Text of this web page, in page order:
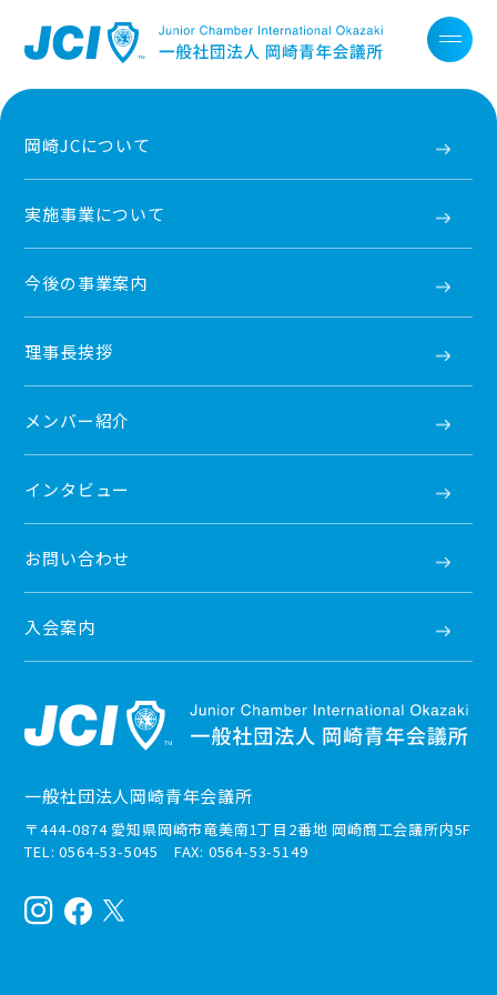
岡崎JCについて
実施事業について
今後の事業案内
理事長挨拶
メンバー紹介
インタビュー
お問い合わせ
入会案内
一般社団法人岡崎青年会議所
〒444-0874 愛知県岡崎市竜美南1丁目2番地 岡崎商工会議所内5F
TEL: 0564-53-5045 FAX: 0564-53-5149